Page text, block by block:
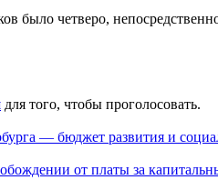
четверо,
для того, чтобы проголосовать.
— бюджет развития и
от платы за